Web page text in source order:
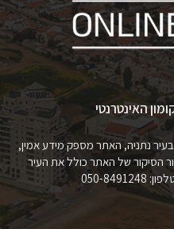
האינטרנטי
בעיר נתניה, האתר מספק מידע אמין,
הסיקור של האתר כולל את העיר